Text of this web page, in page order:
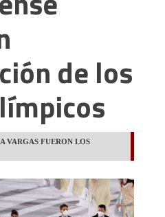
de los
VARGAS FUERON LOS